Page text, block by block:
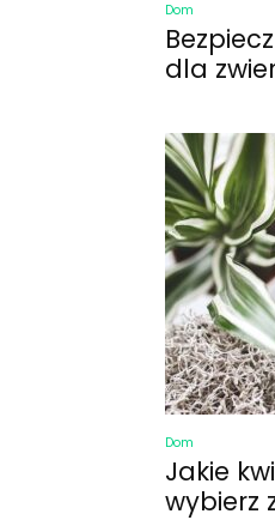
Dom
dla
Dom
Jakie
wybierz